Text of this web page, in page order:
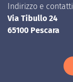
Indirizzo e contatti
Via Tibullo 24
65100 Pescara